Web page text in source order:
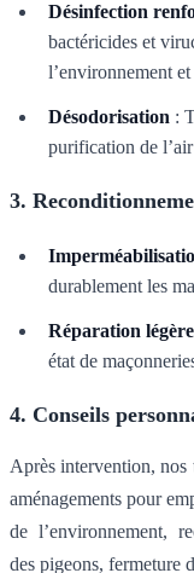
Désinfection
bactéricides et
l’environnement
Désodorisation :
purification de
3.
durablement les
Réparation légère
état de
4. Conseils
Après intervention, nos
aménagements pour
de l’environnement,
des pigeons, fermeture